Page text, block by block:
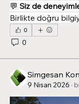
💬 Siz de
Birlikte doğru
0
0
Simgesan
9 Nisan 2026 ·